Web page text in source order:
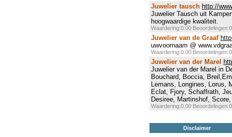
Juwelier tausch http://
Juwelier Tausch uit
hoogwaardige kwaliteit.
Waardering:0.00 Beoordelingen:0
Juwelier van de Graaf
uwvoornaam @
Waardering:0.00 Beoordelingen:0
Juwelier van der Marel
Juwelier van der Marel in
Bouchard, Boccia,
Lemans, Longines, Lorus,
Eclat, Fjory, Schaffrath,
Desiree, Martinshof,
Waardering:0.00 Beoordelingen:0
Disclaimer